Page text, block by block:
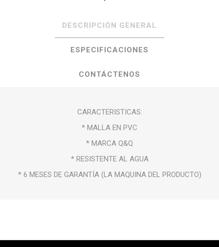
DESCRIPCIÓN GENERAL
ESPECIFICACIONES
CONTÁCTENOS
CARACTERISTICAS:
* MALLA EN PVC
* MARCA Q&Q
* RESISTENTE AL AGUA
* 6 MESES DE GARANTÍA (LA MAQUINA DEL PRODUCTO)